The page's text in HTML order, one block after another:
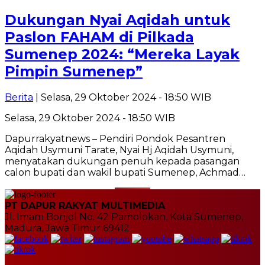
Dukungan Nyai Aqidah untuk
Paslon FAHAM di Pilkada
Sumenep 2024: “Mereka Layak
Pimpin Sumenep”
Berita | Selasa, 29 Oktober 2024 - 18:50 WIB
Selasa, 29 Oktober 2024 - 18:50 WIB
Dapurrakyatnews – Pendiri Pondok Pesantren
Aqidah Usymuni Tarate, Nyai Hj Aqidah Usymuni,
menyatakan dukungan penuh kepada pasangan
calon bupati dan wakil bupati Sumenep, Achmad…
PT DAPUR RAKYAT MULTIMEDIA
Jl. Imam Bonjol No. 42 Pamolokan, Kota Sumenep,
Madura, Jawa Timur 69412